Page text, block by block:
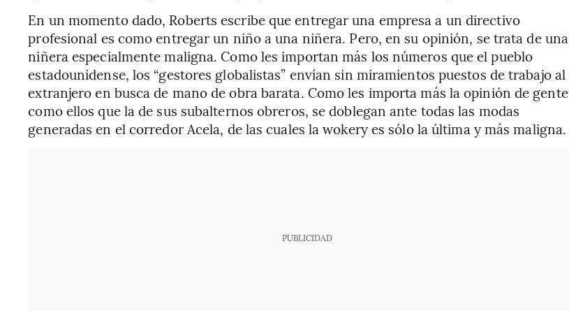
En un momento dado, Roberts escribe que entregar una empresa a un directivo
profesional es como entregar un niño a una niñera. Pero, en su opinión, se trata de una
niñera especialmente maligna. Como les importan más los números que el pueblo
estadounidense, los “gestores globalistas” envían sin miramientos puestos de trabajo al
extranjero en busca de mano de obra barata. Como les importa más la opinión de gente
como ellos que la de sus subalternos obreros, se doblegan ante todas las modas
generadas en el corredor Acela, de las cuales la wokery es sólo la última y más maligna.
PUBLICIDAD